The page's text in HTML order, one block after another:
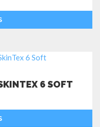
6 SOFT